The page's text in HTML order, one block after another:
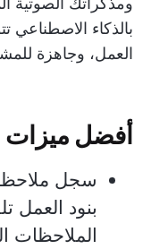
بالذكاء
العمل، وجاهزة
أفضل ميزات ClickUp
سجل
بنود العمل
الملاحظات